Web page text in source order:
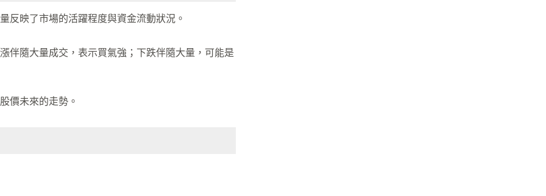
反映了市場的活躍程度與資金流動狀況。
伴隨大量成交，表示買氣強；下跌伴隨大量，可能是
價未來的走勢。